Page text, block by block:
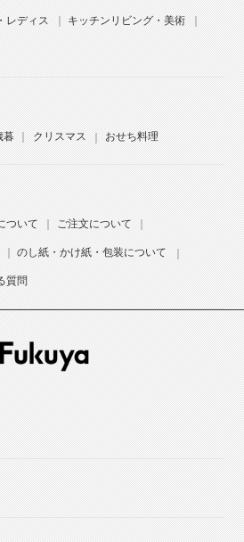
レディス キッチンリビング・美術
暮 クリスマス おせち料理
ついて ご注文について
のし紙・かけ紙・包装について
質問